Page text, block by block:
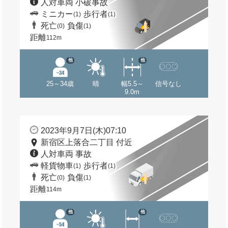
人対車両 小破事故
ミニカー(1) 歩行者(1)
死亡(0) 負傷(1)
距離112m
25～34歳
他
晴
幅5.5～
9.0m
他
信号なし
2023年9月7日(木)07:10
新宿区上落合二丁目 付近
人対車両 事故
軽貨物車(1) 歩行者(1)
死亡(0) 負傷(1)
距離114m
他 他